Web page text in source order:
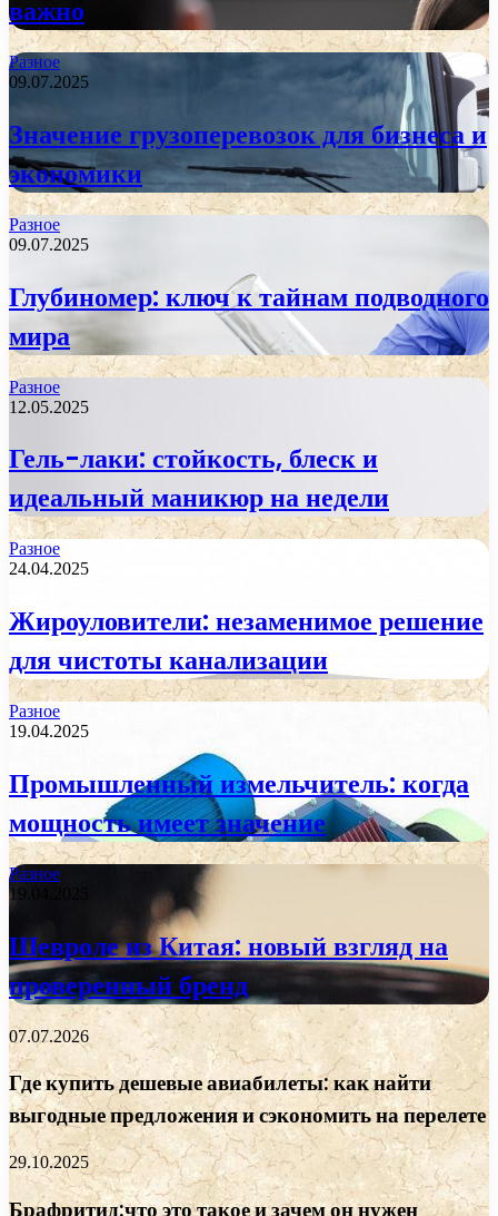
важно
Разное
09.07.2025
Значение грузоперевозок для бизнеса и
экономики
Разное
09.07.2025
Глубиномер: ключ к тайнам подводного
мира
Разное
12.05.2025
Гель-лаки: стойкость, блеск и
идеальный маникюр на недели
Разное
24.04.2025
Жироуловители: незаменимое решение
для чистоты канализации
Разное
19.04.2025
Промышленный измельчитель: когда
мощность имеет значение
Разное
19.04.2025
Шевроле из Китая: новый взгляд на
проверенный бренд
07.07.2026
Где купить дешевые авиабилеты: как найти
выгодные предложения и сэкономить на перелете
29.10.2025
Брафритид:что это такое и зачем он нужен